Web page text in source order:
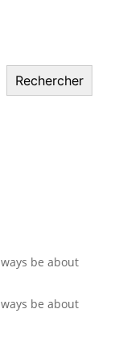
Rechercher
be about
be about